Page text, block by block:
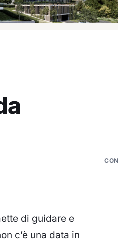
di guidare e
c’è una data in